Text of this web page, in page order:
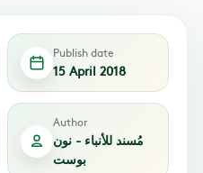
Publish date
15 April 2018
Author
مُسند للأنباء - نون
بوست